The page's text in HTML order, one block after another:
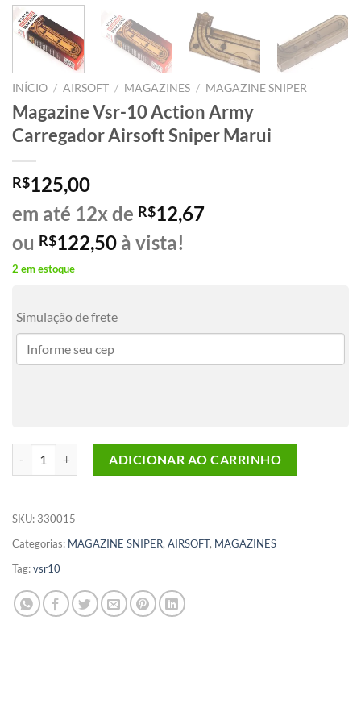
INÍCIO / AIRSOFT / MAGAZINES / MAGAZINE SNIPER
Magazine Vsr-10 Action Army
Carregador Airsoft Sniper Marui
R$125,00
em até 12x de R$12,67
ou R$122,50 à vista!
2 em estoque
Simulação de frete
ADICIONAR AO CARRINHO
SKU: 330015
Categorias: MAGAZINE SNIPER, AIRSOFT, MAGAZINES
Tag:vsr10